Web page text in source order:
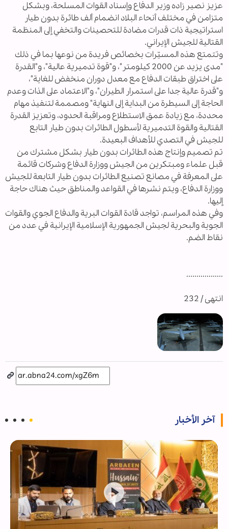
عزيز نصير زاده وزير الدفاع وإسناد القوات المسلحة، وبشكل
متزامن في مختلف أنحاء البلاد انضمام ألف طائرة بدون طيار
استراتيجية ذات قدرات مضادة للتحصينات والتخفي إلى المنظمة
القتالية للجيش الإيراني.
وتتمتع هذه المسيّرات بخصائص فريدة من نوعها بما في ذلك
"مدى يزيد عن 2000 كيلومتر"، و"قوة تدميرية عالية"، و"القدرة
على اختراق طبقات الدفاع مع معدل دوران منخفض للغاية"،
و"قدرة عالية جدا على استمرار الطيران"، و"الاعتماد على الذات وعدم
الحاجة إلى السيطرة من البداية إلى النهاية" ومصممة لتنفيذ مهام
محددة، مع زيادة عمق الاستطلاع ومراقبة الحدود، وتعزيز القدرة
القتالية والقوة التدميرية لأسطول الطائرات بدون طيار التابع
للجيش في التصدي للأهداف البعيدة.
تم تصميم وإنتاج هذه الطائرات بدون طيار بشكل مشترك من
قبل علماء ومبتكرين من الجيش ووزارة الدفاع وشركات قائمة
على المعرفة في مصانع تصنيع الطائرات بدون طيار التابعة للجيش
ووزارة الدفاع، ويتم نشرها في القواعد والمناطق حيث هناك حاجة
إليها.
وفي هذه المراسم، تواجد قادة القوات البرية والدفاع الجوي والقوات
الجوية والبحرية لجيش الجمهورية الإسلامية الإيرانية في عدد من
نقاط الضم.
..................
انتهى / 232
آخر الأخبار